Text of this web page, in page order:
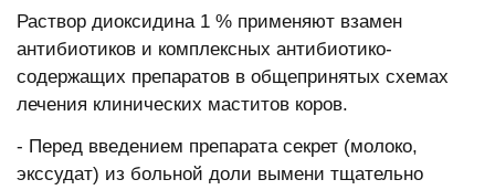
Раствор диоксидина 1 % применяют взамен
антибиотиков и комплексных антибиотико-
содержащих препаратов в общепринятых схемах
лечения клинических маститов коров.
- Перед введением препарата секрет (молоко,
экссудат) из больной доли вымени тщательно